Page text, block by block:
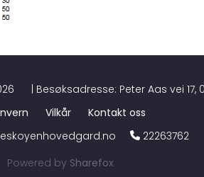
| Besøksadresse: Peter Aas vei 17,
Vilkår
Kontakt oss
22263762
Powered by Sharefox